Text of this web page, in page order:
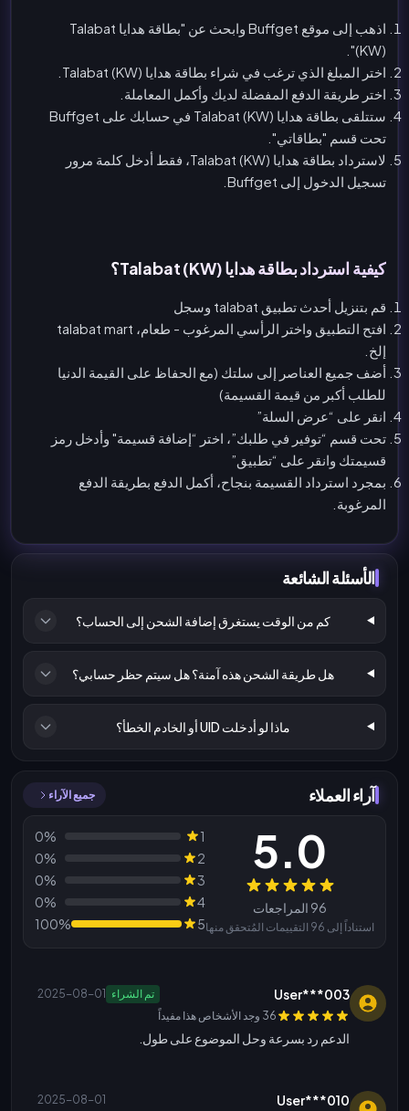
اذهب إلى موقع Buffget وابحث عن "بطاقة هدايا Talabat
(KW)".
اختر المبلغ الذي ترغب في شراء بطاقة هدايا Talabat (KW).
اختر طريقة الدفع المفضلة لديك وأكمل المعاملة.
ستتلقى بطاقة هدايا Talabat (KW) في حسابك على Buffget
تحت قسم "بطاقاتي".
لاسترداد بطاقة هدايا Talabat (KW)، فقط أدخل كلمة مرور
تسجيل الدخول إلى Buffget.
كيفية استرداد بطاقة هدايا Talabat (KW)؟
قم بتنزيل أحدث تطبيق talabat وسجل
افتح التطبيق واختر الرأسي المرغوب - طعام، talabat mart
إلخ.
أضف جميع العناصر إلى سلتك (مع الحفاظ على القيمة الدنيا
للطلب أكبر من قيمة القسيمة)
انقر على “عرض السلة”
تحت قسم “توفير في طلبك”، اختر “إضافة قسيمة" وأدخل رمز
قسيمتك وانقر على “تطبيق”
بمجرد استرداد القسيمة بنجاح، أكمل الدفع بطريقة الدفع
المرغوبة.
الأسئلة الشائعة
كم من الوقت يستغرق إضافة الشحن إلى الحساب؟
هل طريقة الشحن هذه آمنة؟ هل سيتم حظر حسابي؟
ماذا لو أدخلت UID أو الخادم الخطأ؟
آراء العملاء جميع الآراء
المراجعات
5.0
96 المراجعات
استناداً إلى 96 التقييمات المُتحقق منها
1
0%
2
0%
3
0%
4
0%
5
100%
User***003 تم الشراء 2025-08-01
36 وجد الأشخاص هذا مفيداً
الدعم رد بسرعة وحل الموضوع على طول.
User***010
2025-08-01